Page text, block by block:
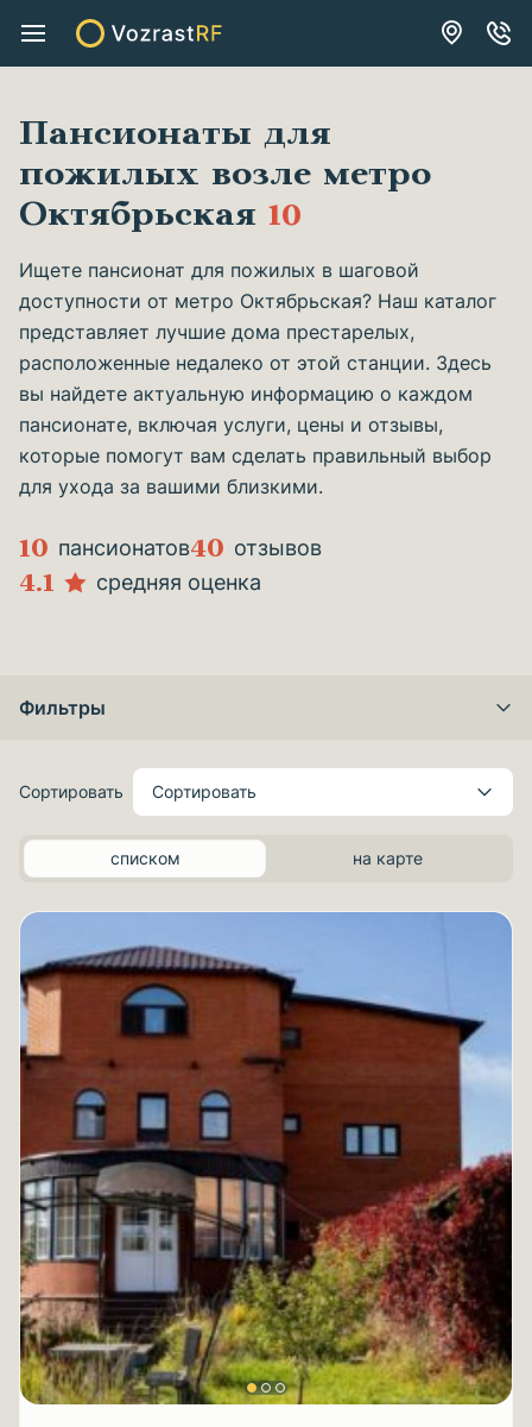
Пансионаты для
пожилых возле метро
Октябрьская 10
Ищете пансионат для пожилых в шаговой
доступности от метро Октябрьская? Наш каталог
представляет лучшие дома престарелых,
расположенные недалеко от этой станции. Здесь
вы найдете актуальную информацию о каждом
пансионате, включая услуги, цены и отзывы,
которые помогут вам сделать правильный выбор
для ухода за вашими близкими.
10 пансионатов40 отзывов
4.1 средняя оценка
Фильтры
Сортировать Сортировать
списком на карте